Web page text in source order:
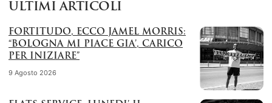
ULTIMI ARTICOLI
FORTITUDO, ECCO JAMEL MORRIS:
“BOLOGNA MI PIACE GIA’, CARICO
PER INIZIARE”
9 Agosto 2026